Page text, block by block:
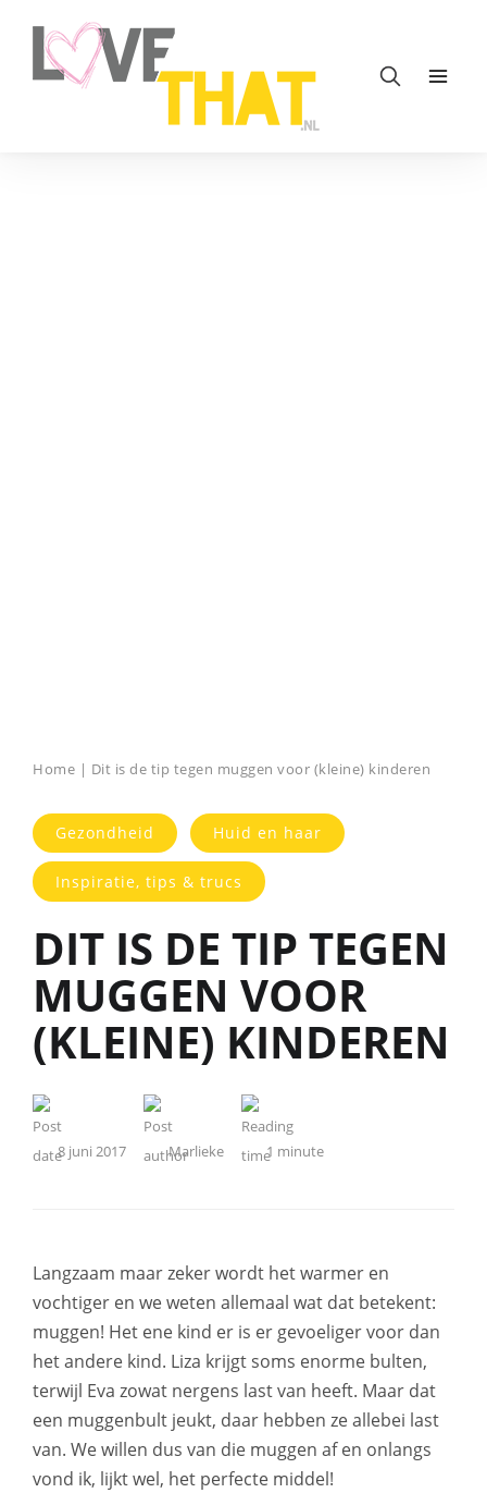
Home | Dit is de tip tegen muggen voor (kleine) kinderen
Gezondheid Huid en haar
Inspiratie, tips & trucs
DIT IS DE TIP TEGEN
MUGGEN VOOR
(KLEINE) KINDEREN
8 juni 2017 Marlieke 1 minute
Langzaam maar zeker wordt het warmer en
vochtiger en we weten allemaal wat dat betekent:
muggen! Het ene kind er is er gevoeliger voor dan
het andere kind. Liza krijgt soms enorme bulten,
terwijl Eva zowat nergens last van heeft. Maar dat
een muggenbult jeukt, daar hebben ze allebei last
van. We willen dus van die muggen af en onlangs
vond ik, lijkt wel, het perfecte middel!